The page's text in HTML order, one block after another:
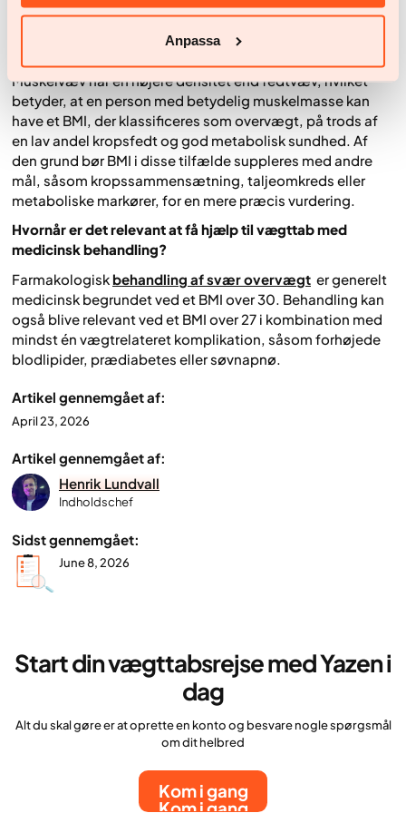
Anpassa
personer med høj muskelmasse. Da målet ikke skelner
graden af kropsfedt i disse grupper.
Muskelvæv har en højere densitet end fedtvæv, hvilket
betyder, at en person med betydelig muskelmasse kan
have et BMI, der klassificeres som overvægt, på trods af
en lav andel kropsfedt og god metabolisk sundhed. Af
den grund bør BMI i disse tilfælde suppleres med andre
mål, såsom kropssammensætning, taljeomkreds eller
metaboliske markører, for en mere præcis vurdering.
Hvornår er det relevant at få hjælp til vægttab med
medicinsk behandling?
Farmakologisk behandling af svær overvægt er generelt
medicinsk begrundet ved et BMI over 30. Behandling kan
også blive relevant ved et BMI over 27 i kombination med
mindst én vægtrelateret komplikation, såsom forhøjede
blodlipider, prædiabetes eller søvnapnø.
Artikel gennemgået af:
April 23, 2026
Artikel gennemgået af:
Henrik Lundvall
Indholdschef
Sidst gennemgået:
June 8, 2026
Start din vægttabsrejse med Yazen i
dag
Alt du skal gøre er at oprette en konto og besvare nogle spørgsmål
om dit helbred
Kom i gang
Kom i gang